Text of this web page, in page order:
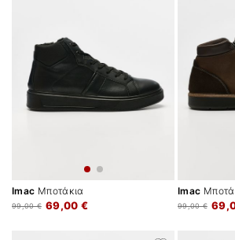
Imac Μποτάκια
69,00 €
99,00 €
Imac
99,00 €